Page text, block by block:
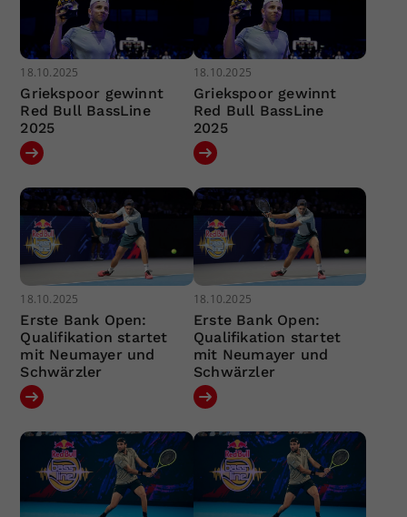
18.10.2025
Griekspoor gewinnt
Red Bull BassLine
2025
18.10.2025
Griekspoor gewinnt
Red Bull BassLine
2025
18.10.2025
Erste Bank Open:
Qualifikation startet
mit Neumayer und
Schwärzler
18.10.2025
Erste Bank Open:
Qualifikation startet
mit Neumayer und
Schwärzler